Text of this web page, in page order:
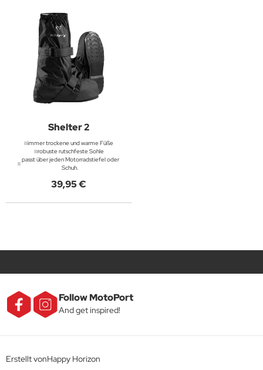
Shelter 2
immer trockene und warme Füße
robuste rutschfeste Sohle
passt über jeden Motorradstiefel oder
Schuh.
39,95 €
Follow MotoPort
And get inspired!
Erstellt vonHappy Horizon